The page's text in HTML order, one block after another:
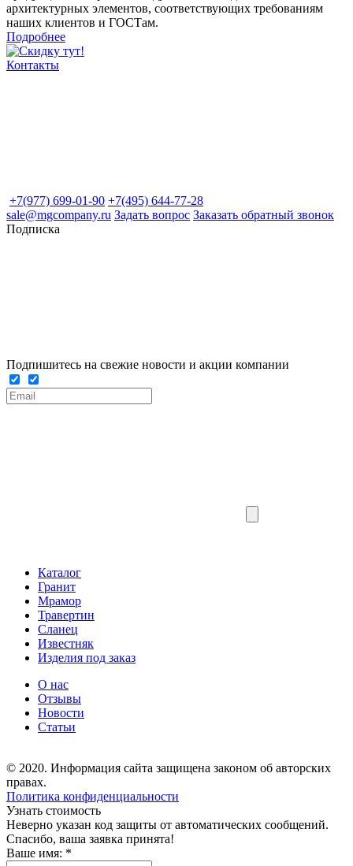
архитектурных элементов, соответствующих требованиям
наших клиентов и ГОСТам.
Подробнее
Контакты
+7(977) 699-01-90 +7(495) 644-77-28
sale@mgcompany.ru Задать вопрос Заказать обратный звонок
Подписка
Подпишитесь на свежие новости и акции компании
Каталог
Гранит
Мрамор
Травертин
Сланец
Известняк
Изделия под заказ
О нас
Отзывы
Новости
Статьи
© 2020. Информация сайта защищена законом об авторских
правах.
Политика конфиденциальности
Узнать стоимость
Неверно указан код защиты от автоматических сообщений.
Спасибо, ваша заявка принята!
Ваше имя: *